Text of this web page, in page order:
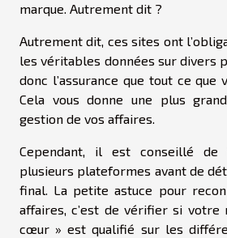
marque. Autrement dit ?
Autrement dit, ces sites ont
les véritables données sur divers
donc l’assurance que tout ce que
Cela vous donne une plus
gestion de vos affaires.
Cependant, il est conseillé
plusieurs plateformes avant de
final. La petite astuce pour
affaires, c’est de vérifier si votre
cœur » est qualifié sur les